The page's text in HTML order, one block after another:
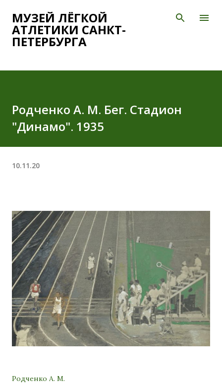
К основному контенту
МУЗЕЙ ЛЁГКОЙ
АТЛЕТИКИ САНКТ-
ПЕТЕРБУРГА
Родченко А. М. Бег. Стадион
"Динамо". 1935
10.11.20
Родченко А. М.